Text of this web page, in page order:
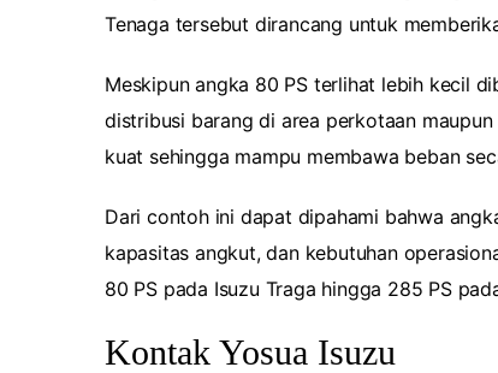
Tenaga tersebut dirancang untuk
Meskipun angka 80 PS terlihat lebih kecil
distribusi barang di area perkotaan
kuat sehingga mampu membawa beban
Dari contoh ini dapat dipahami bahwa
kapasitas angkut, dan kebutuhan
80 PS pada Isuzu Traga hingga 285 PS
Kontak Yosua Isuzu